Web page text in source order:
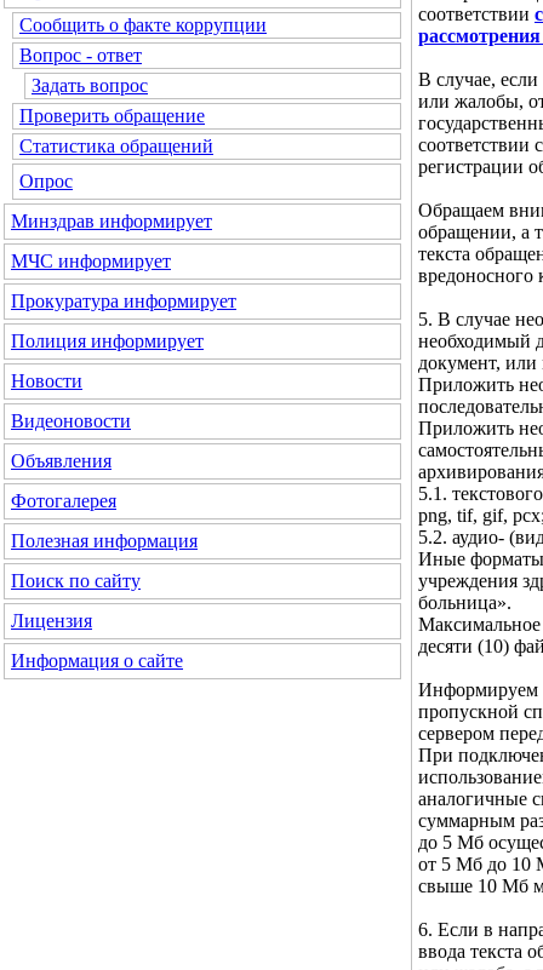
Сообщить о факте коррупции
Вопрос - ответ
Задать вопрос
Проверить обращение
Статистика обращений
Опрос
Минздрав информирует
МЧС информирует
Прокуратура информирует
Полиция информирует
Новости
Видеоновости
Объявления
Фотогалерея
Полезная информация
Поиск по сайту
Лицензия
Информация о сайте
соответствии
В случае,
или жалобы,
соответствии
регистрации
Обращаем
обращении, а
текста
вредоносного
5. В случае
необходимый
документ,
Приложить
Приложить
5.1.
png, tif, gif,
5.2. аудио-
Иные форматы
учреждения
больница».
десяти (10)
Информируем
пропускной
сервером
При
аналогичные
суммарным
до 5 Мб
от 5 Мб до 10
свыше 10 Мб
6. Если в
ввода текста